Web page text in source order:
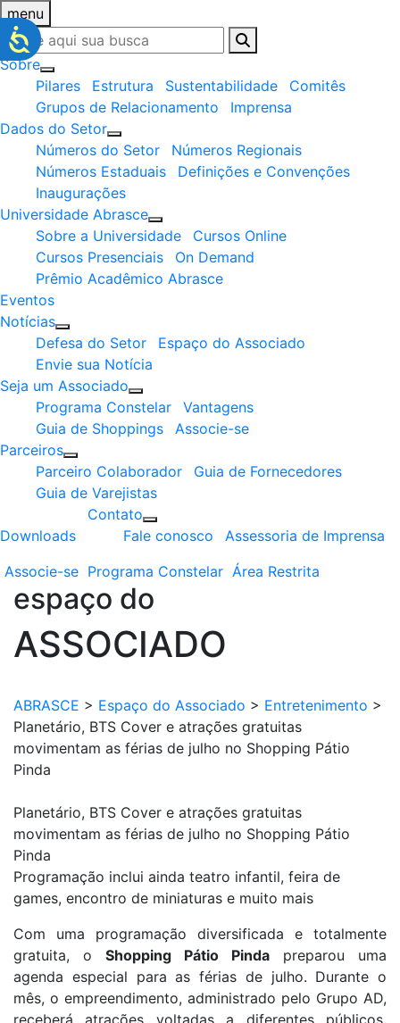
menu
Sobre
Pilares
Estrutura Sustentabilidade
Comitês
Grupos de Relacionamento
Imprensa
Dados do Setor
Números do Setor
Números Regionais
Números Estaduais
Definições e Convenções
Inaugurações
Universidade Abrasce
Sobre a Universidade
Cursos Online
Cursos Presenciais
On Demand
Prêmio Acadêmico Abrasce
Eventos
Notícias
Defesa do Setor
Espaço do Associado
Envie sua Notícia
Seja um Associado
Programa Constelar
Vantagens
Guia de Shoppings
Associe-se
Parceiros
Parceiro Colaborador
Guia de Fornecedores
Guia de Varejistas
Downloads
Contato
Fale conosco
Assessoria de Imprensa
Associe-se Programa Constelar Área Restrita
espaço do
ASSOCIADO
ABRASCE > Espaço do Associado > Entretenimento >
Planetário, BTS Cover e atrações gratuitas
movimentam as férias de julho no Shopping Pátio
Pinda
Planetário, BTS Cover e atrações gratuitas
movimentam as férias de julho no Shopping Pátio
Pinda
Programação inclui ainda teatro infantil, feira de
games, encontro de miniaturas e muito mais
Com uma programação diversificada e totalmente
gratuita, o Shopping Pátio Pinda preparou uma
agenda especial para as férias de julho. Durante o
mês, o empreendimento, administrado pelo Grupo AD,
receberá atrações voltadas a diferentes públicos,